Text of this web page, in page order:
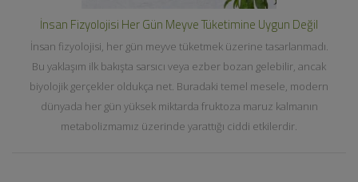
İnsan Fizyolojisi Her Gün Meyve Tüketimine Uygun Değil
İnsan fizyolojisi, her gün meyve tüketmek üzerine tasarlanmadı.
Bu yaklaşım ilk bakışta sarsıcı veya ezber bozan gelebilir, ancak
biyolojik gerçekler oldukça net. Buradaki temel mesele, modern
dünyada her gün yüksek miktarda fruktoza maruz kalmanın
metabolizmamız üzerinde yarattığı ciddi etkilerdir.